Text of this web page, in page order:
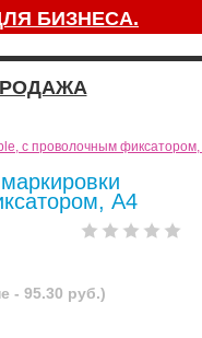
БИЗНЕСА.
с проволочным
А4
- 95.30 руб.)